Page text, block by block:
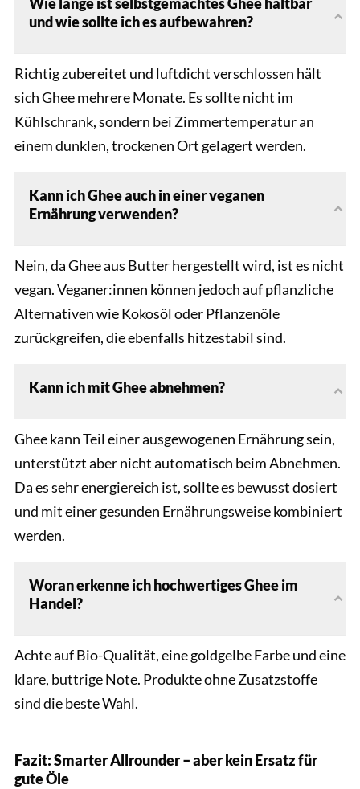
und wie sollte ich es aufbewahren?
Richtig zubereitet und luftdicht verschlossen hält
sich Ghee mehrere Monate. Es sollte nicht im
Kühlschrank, sondern bei Zimmertemperatur an
einem dunklen, trockenen Ort gelagert werden.
Kann ich Ghee auch in einer veganen
Ernährung verwenden?
Nein, da Ghee aus Butter hergestellt wird, ist es nicht
vegan. Veganer:innen können jedoch auf pflanzliche
Alternativen wie Kokosöl oder Pflanzenöle
zurückgreifen, die ebenfalls hitzestabil sind.
Kann ich mit Ghee abnehmen?
Ghee kann Teil einer ausgewogenen Ernährung sein,
unterstützt aber nicht automatisch beim Abnehmen.
Da es sehr energiereich ist, sollte es bewusst dosiert
und mit einer gesunden Ernährungsweise kombiniert
werden.
Woran erkenne ich hochwertiges Ghee im
Handel?
Achte auf Bio-Qualität, eine goldgelbe Farbe und eine
klare, buttrige Note. Produkte ohne Zusatzstoffe
sind die beste Wahl.
Fazit: Smarter Allrounder – aber kein Ersatz für
gute Öle